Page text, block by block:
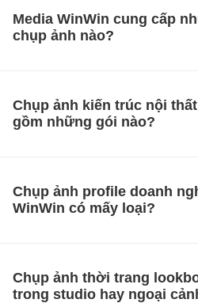
Media WinWin cung cấp
chụp ảnh nào?
Chụp ảnh kiến trúc nội
gồm những gói nào?
Chụp ảnh profile doanh
WinWin có mấy loại?
Chụp ảnh thời trang
trong studio hay ngoại